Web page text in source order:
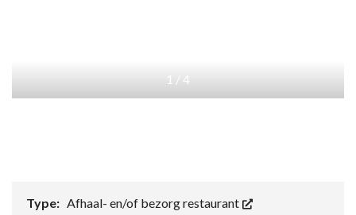
1 /4
Type: Afhaal- en/of bezorg restaurant